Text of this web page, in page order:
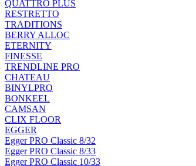
QUATTRO PLUS
RESTRETTO
TRADITIONS
BERRY ALLOC
ETERNITY
FINESSE
TRENDLINE PRO
CHATEAU
BINYLPRO
BONKEEL
CAMSAN
CLIX FLOOR
EGGER
Egger PRO Classic 8/32
Egger PRO Classic 8/33
Egger PRO Classic 10/33